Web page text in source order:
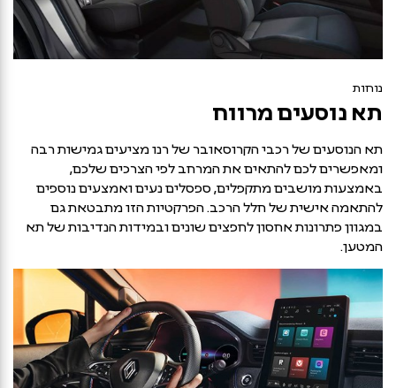
נוחות
תא נוסעים מרווח
תא הנוסעים של רכבי הקרוסאובר של רנו מציעים גמישות רבה
ומאפשרים לכם להתאים את המרחב לפי הצרכים שלכם,
באמצעות מושבים מתקפלים, ספסלים נעים ואמצעים נוספים
להתאמה אישית של חלל הרכב. הפרקטיות הזו מתבטאת גם
במגוון פתרונות אחסון לחפצים שונים ובמידות הנדיבות של תא
המטען.